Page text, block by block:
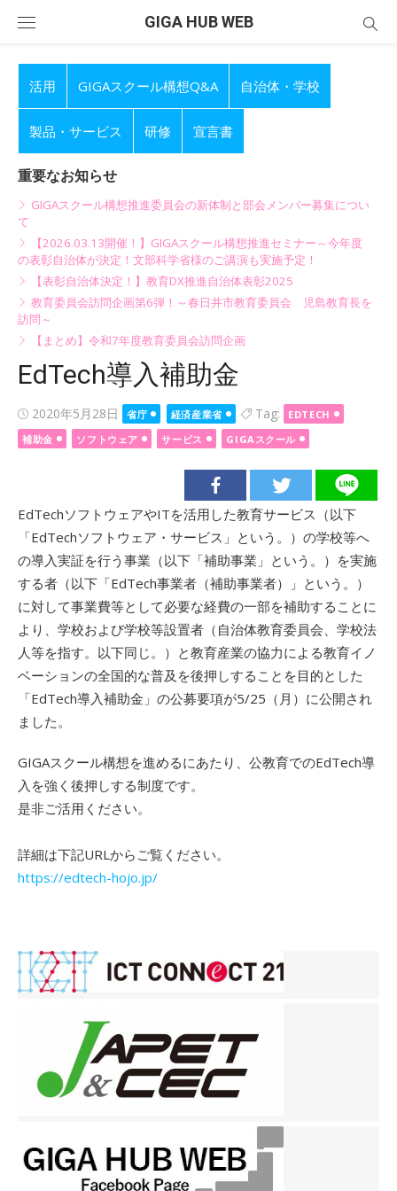
GIGA HUB WEB
活用 GIGAスクール構想Q&A 自治体・学校
製品・サービス 研修 宣言書
重要なお知らせ
GIGAスクール構想推進委員会の新体制と部会メンバー募集につい
て
【2026.03.13開催！】GIGAスクール構想推進セミナー～今年度
の表彰自治体が決定！文部科学省様のご講演も実施予定！
【表彰自治体決定！】教育DX推進自治体表彰2025
教育委員会訪問企画第6弾！～春日井市教育委員会 児島教育長を
訪問～
【まとめ】令和7年度教育委員会訪問企画
EdTech導入補助金
Posted
on
2020年5月28日 省庁 経済産業省 Tag:
EDTECH
補助金
ソフトウェア サービス GIGAスクール
EdTechソフトウェアやITを活用した教育サービス（以下
「EdTechソフトウェア・サービス」という。）の学校等へ
の導入実証を行う事業（以下「補助事業」という。）を実施
する者（以下「EdTech事業者（補助事業者）」という。）
に対して事業費等として必要な経費の一部を補助することに
より、学校および学校等設置者（自治体教育委員会、学校法
人等を指す。以下同じ。）と教育産業の協力による教育イノ
ベーションの全国的な普及を後押しすることを目的とした
「EdTech導入補助金」の公募要項が5/25（月）に公開され
ました。
GIGAスクール構想を進めるにあたり、公教育でのEdTech導
入を強く後押しする制度です。
是非ご活用ください。
詳細は下記URLからご覧ください。
https://edtech-hojo.jp/